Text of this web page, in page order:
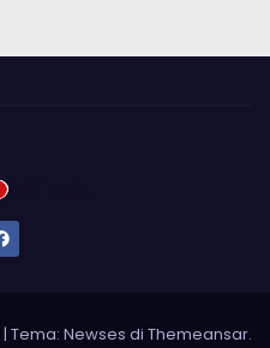
| Tema: Newses di Themeansar.